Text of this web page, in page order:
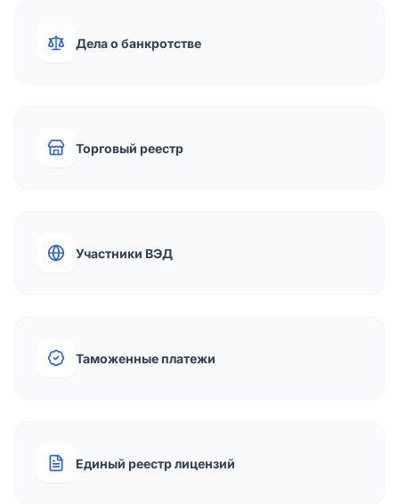
Дела о банкротстве
Торговый реестр
Участники ВЭД
Таможенные платежи
Единый реестр лицензий